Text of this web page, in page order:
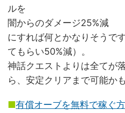
ルを
闇からのダメージ25%減
にすれば何とかなりそうで
てもらい50%減）。
神話クエストよりは全てが
ら、安定クリアまで可能かも
■有償オーブを無料で稼ぐ